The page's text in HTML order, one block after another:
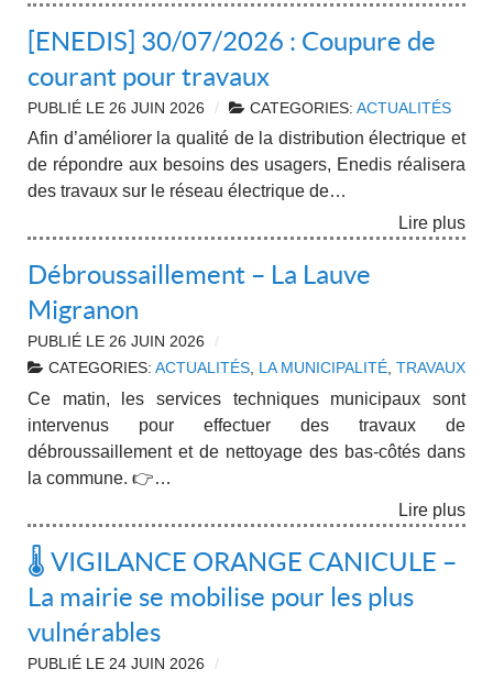
[ENEDIS] 30/07/2026 : Coupure de
courant pour travaux
PUBLIÉ LE 26 JUIN 2026 CATEGORIES: ACTUALITÉS
Afin d’améliorer la qualité de la distribution électrique et
de répondre aux besoins des usagers, Enedis réalisera
des travaux sur le réseau électrique de…
Lire plus
Débroussaillement – La Lauve
Migranon
PUBLIÉ LE 26 JUIN 2026
CATEGORIES: ACTUALITÉS, LA MUNICIPALITÉ, TRAVAUX
Ce matin, les services techniques municipaux sont
intervenus pour effectuer des travaux de
débroussaillement et de nettoyage des bas-côtés dans
la commune. 👉…
Lire plus
🌡️ VIGILANCE ORANGE CANICULE –
La mairie se mobilise pour les plus
vulnérables
PUBLIÉ LE 24 JUIN 2026